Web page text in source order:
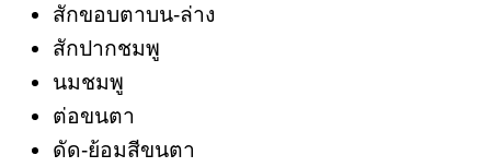
สักขอบตาบน-ล่าง
สักปากชมพู
นมชมพู
ต่อขนตา
ดัด-ย้อมสีขนตา